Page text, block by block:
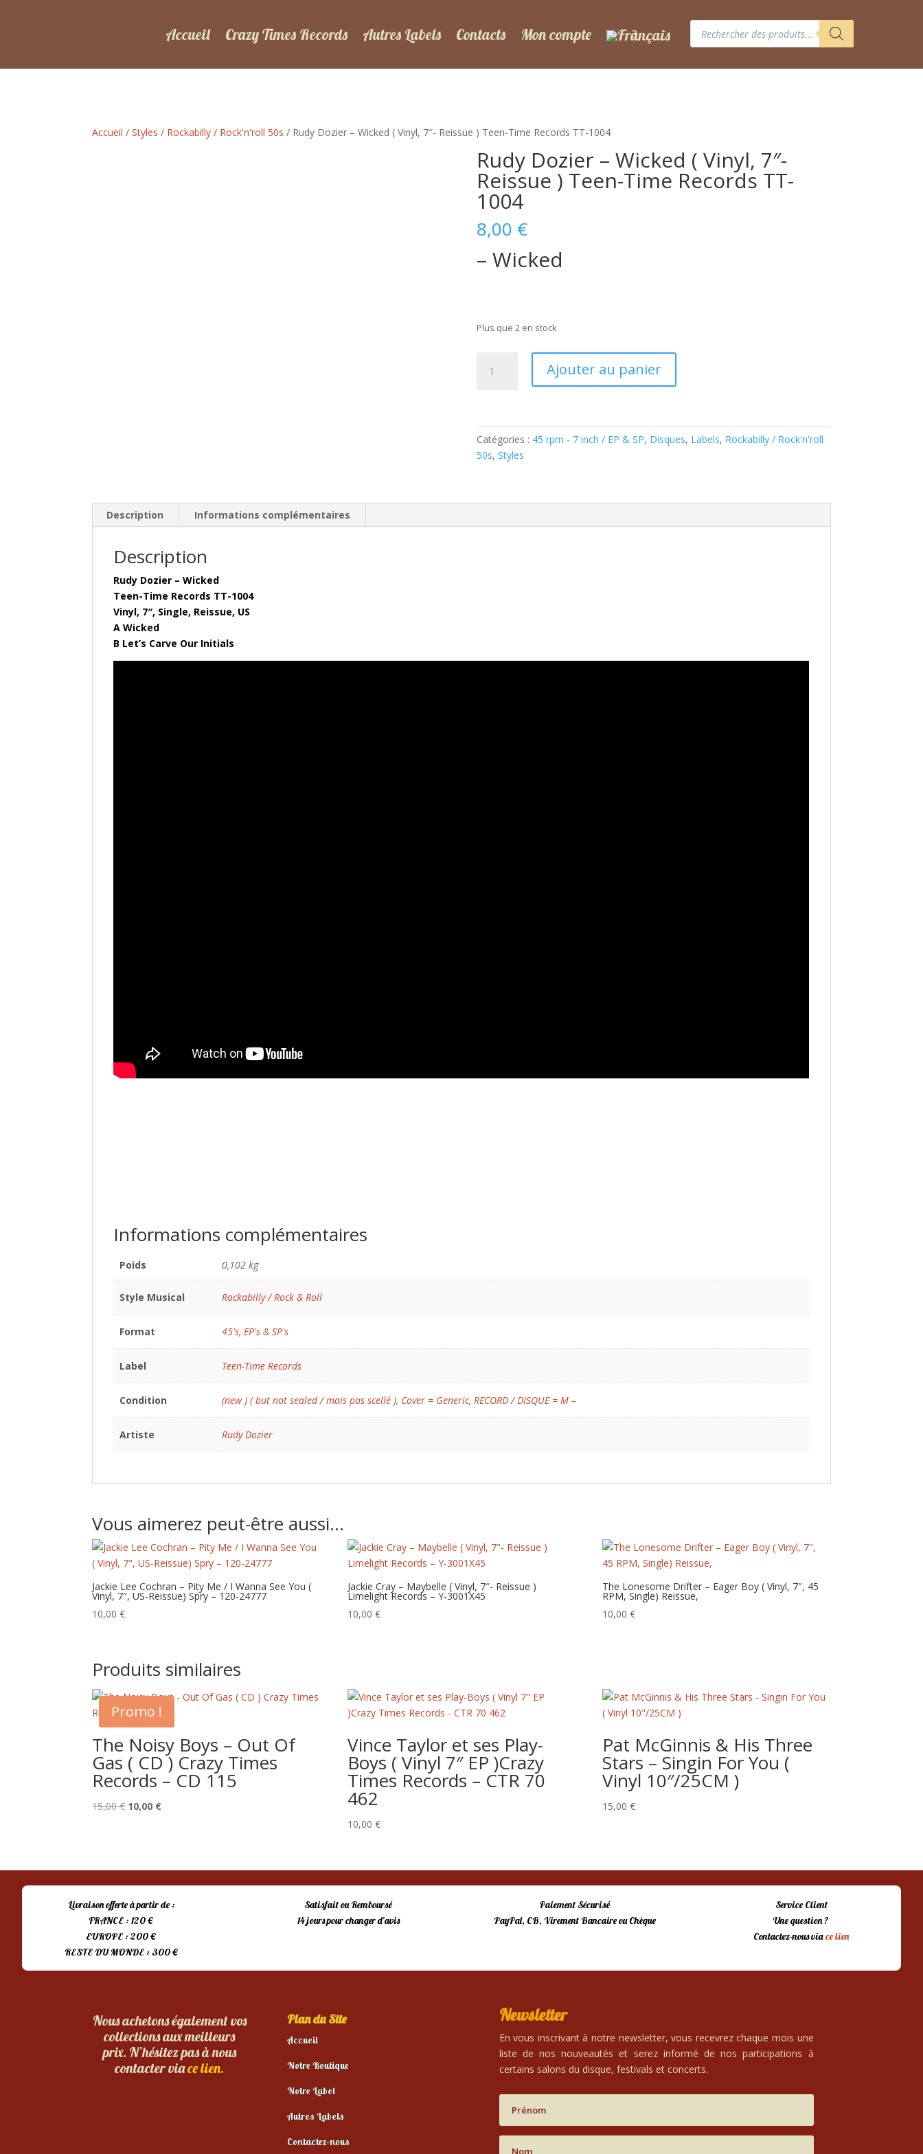
Accueil Crazy Times Records Autres Labels Contacts Mon compte
Recherche
produits
Accueil /Styles / Rockabilly / Rock'n'roll 50s / Rudy Dozier – Wicked ( Vinyl, 7″- Reissue ) Teen-Time Records TT-1004
Rudy Dozier – Wicked ( Vinyl, 7″-
Reissue ) Teen-Time Records TT-
1004
8,00 €
– Wicked
Plus que 2 en stock
Wicked
(
Reissue
Ajouter au panier
Catégories : 45 rpm - 7 inch / EP & SP, Disques, Labels, Rockabilly / Rock'n'roll
50s, Styles
Description Informations complémentaires
Description
Rudy Dozier – Wicked
Teen-Time Records TT-1004
Vinyl, 7″, Single, Reissue, US
A Wicked
B Let’s Carve Our Initials
Informations complémentaires
Poids 0,102 kg
Style Musical Rockabilly / Rock & Roll
Format 45's, EP's & SP's
Label Teen-Time Records
Condition (new ) ( but not sealed / mais pas scellé ), Cover = Generic,RECORD / DISQUE = M –
Artiste Rudy Dozier
Vous aimerez peut-être aussi…
Jackie Lee Cochran – Pity Me / I Wanna See You (
Vinyl, 7″, US-Reissue) Spry – 120-24777
10,00€
Jackie Cray – Maybelle ( Vinyl, 7″- Reissue )
Limelight Records – Y-3001X45
10,00 €
The Lonesome Drifter – Eager Boy ( Vinyl, 7″, 45
RPM, Single) Reissue,
10,00€
Produits similaires
Promo !
The Noisy Boys – Out Of
Gas ( CD ) Crazy Times
Records – CD 115
15,00€ Le
15,00 €.
10,00 €Le
10,00 €.
Vince Taylor et ses Play-
Boys ( Vinyl 7″ EP )Crazy
Times Records – CTR 70
462
10,00 €
Pat McGinnis & His Three
Stars – Singin For You (
Vinyl 10″/25CM )
15,00€
Livraison offerte à partir de :
FRANCE : 120 €
EUROPE : 200 €
RESTE DU MONDE : 300 €
Satisfait ou Remboursé
14 jours pour changer d’avis
Paiement Sécurisé
PayPal, CB, Virement Bancaire ou Chèque
Service Client
Une question ?
Contactez-nous viace lien
Nous achetons également vos
collections aux meilleurs
prix. N’hésitez pas à nous
contacter viace lien.
Plan du Site
Accueil
Notre Boutique
Notre Label
Autres Labels
Contactez-nous
Newsletter
En vous inscrivant à notre newsletter, vous recevrez chaque mois une
liste de nos nouveautés et serez informé de nos participations à
certains salons du disque, festivals et concerts.